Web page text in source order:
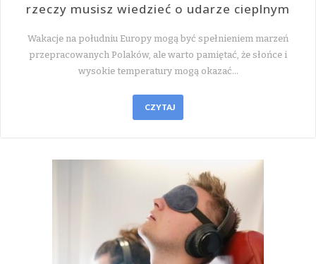
rzeczy musisz wiedzieć o udarze cieplnym
Wakacje na południu Europy mogą być spełnieniem marzeń
przepracowanych Polaków, ale warto pamiętać, że słońce i
wysokie temperatury mogą okazać…
CZYTAJ